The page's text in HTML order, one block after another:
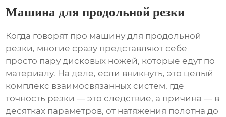
Машина для продольной резки
Когда говорят про машину для продольной
резки, многие сразу представляют себе
просто пару дисковых ножей, которые едут по
материалу. На деле, если вникнуть, это целый
комплекс взаимосвязанных систем, где
точность резки — это следствие, а причина — в
десятках параметров, от натяжения полотна до